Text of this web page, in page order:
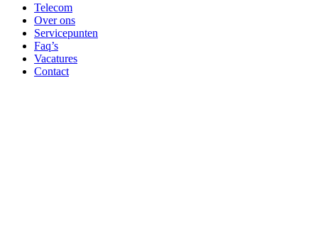
Telecom
Over ons
Servicepunten
Faq’s
Vacatures
Contact